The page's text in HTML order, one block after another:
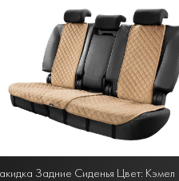
Задние Сиденья Цвет: Кэмел